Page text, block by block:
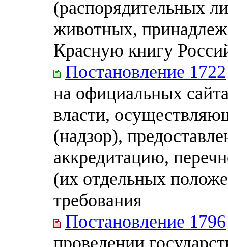
(распорядительных
животных,
Красную книгу
Постановление 1722
на официальных
власти,
(надзор),
аккредитацию,
(их отдельных
требования
Постановление 1796
проведении